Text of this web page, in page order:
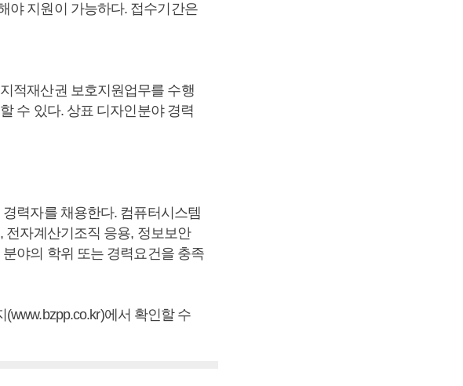
야 지원이 가능하다. 접수기간은
적재산권 보호지원업무를 수행
수 있다. 상표 디자인분야 경력
력자를 채용한다. 컴퓨터시스템
전자계산기조직 응용, 정보보안
야의 학위 또는 경력요건을 충족
에서 확인할 수